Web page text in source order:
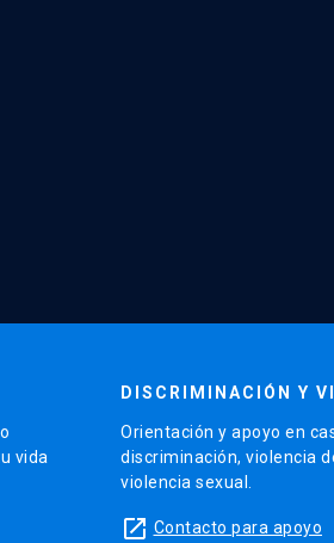
vida
DISCRIMINACIÓN Y
Orientación y apoyo en
discriminación, violencia
violencia sexual.
launch Contacto para apoyo